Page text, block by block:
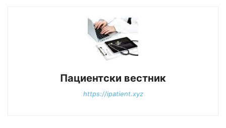
Пациентски вестник
https://ipatient.xyz